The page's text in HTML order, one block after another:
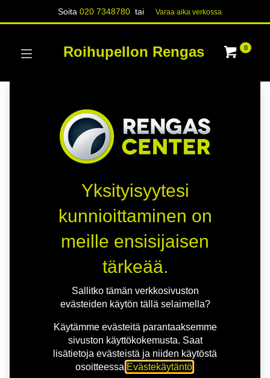
Soita020 7348780 tai Varaa aika verk​​​​ossa
Roihupellon Rengas 0
Yksityisyytesi
kunnioittaminen on
meille ensisijaisen
tärkeää.
Sallitko tämän verkkosivuston
evästeiden käytön tällä selaimella?
Käytämme evästeitä parantaaksemme
sivuston käyttökokemusta. Saat
lisätietoja evästeistä ja niiden käytöstä
osoitteessa Evästekäytäntö